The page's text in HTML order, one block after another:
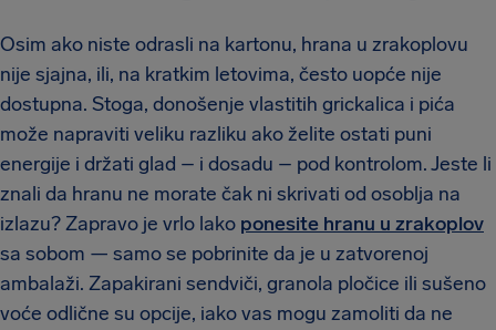
Osim ako niste odrasli na kartonu, hrana u zrakoplovu
nije sjajna, ili, na kratkim letovima, često uopće nije
dostupna. Stoga, donošenje vlastitih grickalica i pića
može napraviti veliku razliku ako želite ostati puni
energije i držati glad – i dosadu – pod kontrolom. Jeste li
znali da hranu ne morate čak ni skrivati od osoblja na
izlazu? Zapravo je vrlo lako ponesite hranu u zrakoplov
sa sobom — samo se pobrinite da je u zatvorenoj
ambalaži. Zapakirani sendviči, granola pločice ili sušeno
voće odlične su opcije, iako vas mogu zamoliti da ne